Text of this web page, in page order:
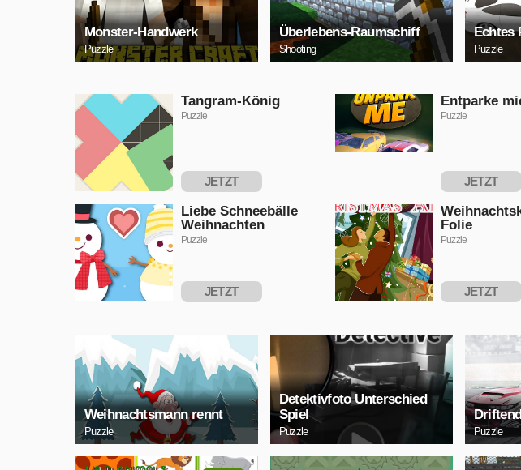
Monster-Handwerk
Puzzle
Überlebens-Raumschiff
Shooting
Echtes
Puzzle
Tangram-König
Puzzle
JETZT
Entparke
Puzzle
JETZT
Liebe Schneebälle
Weihnachten
Puzzle
JETZT
Folie
Puzzle
JETZT
Weihnachtsmann rennt
Puzzle
Detektivfoto Unterschied
Spiel
Puzzle Puzzle